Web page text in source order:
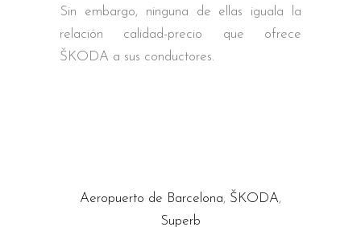
Sin embargo, ninguna de ellas iguala la
relación calidad-precio que ofrece
ŠKODA a sus conductores.
Aeropuerto de Barcelona, ŠKODA,
Superb